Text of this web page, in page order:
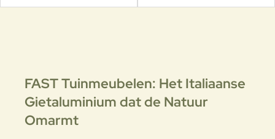
FAST Tuinmeubelen: Het Italiaanse
Gietaluminium dat de Natuur
Omarmt